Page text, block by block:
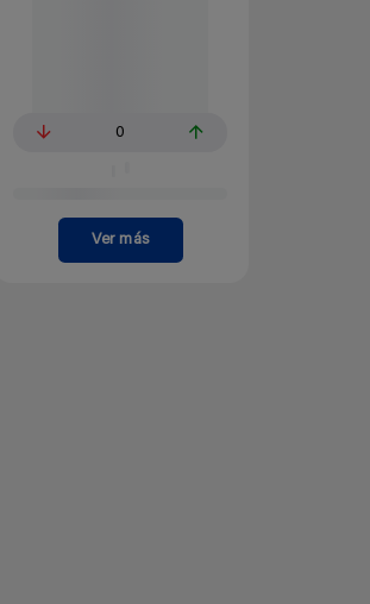
0
Ver más